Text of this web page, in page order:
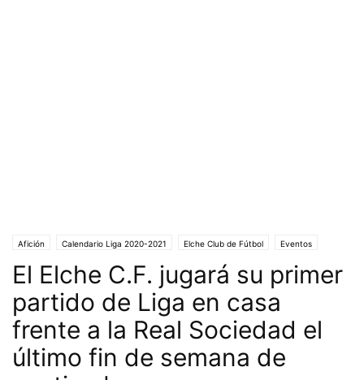
Afición Calendario Liga 2020-2021 Elche Club de Fútbol Eventos
Ilusión Portada Sociedad
El Elche C.F. jugará su primer
partido de Liga en casa
frente a la Real Sociedad el
último fin de semana de